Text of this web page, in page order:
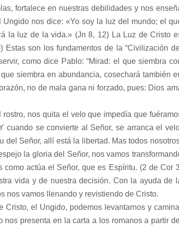
fortalece en nuestras debilidades y nos
nos dice: «Yo soy la luz del mundo; el
la luz de la vida.» (Jn 8, 12) La Luz de Cristo
son los fundamentos de la “Civilización
como dice Pablo: “Mirad: el que siembra
siembra en abundancia, cosechará también
no de mala gana ni forzado, pues: Dios
nos quita el velo que impedía que
cuando se convierte al Señor, se arranca el
del Señor, allí está la libertad. Mas todos
la gloria del Señor, nos vamos
actúa el Señor, que es Espíritu. (2 de Cor
vida y de nuestra decisión. Con la ayuda de
nos vamos llenando y revistiendo de Cristo.
el Ungido, podemos levantarnos y
presenta en la carta a los romanos a partir